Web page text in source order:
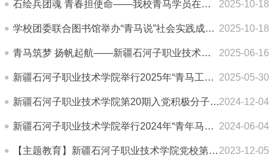
石绘兵团魂 青春担使命——我校青马学员在石头画展览中感悟时代担当 2025-10-18
学校团委联合图书馆举办“青马说”社会实践成果展示宣讲会 2025-10-18
青马筑梦 扬帆起航——新疆石河子职业技术学院团委组织“青马工程”学员开展理论学习交流分享系列活动 2025-06-16
新疆石河子职业技术学院举行2025年“青马工程”培训班开班仪式 2025-05-30
新疆石河子职业技术学院第20期入党积极分子党课培训开班仪式暨第一讲顺利举行 2024-12-04
新疆石河子职业技术学院举行2024年“青年马克思主义者培养工程”开班仪式 2024-06-04
【主题教育】新疆石河子职业技术学院党校第十九期党课暨入党积极分子培训班开班 2023-12-05